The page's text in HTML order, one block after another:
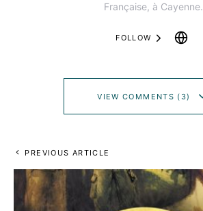
Française, à Cayenne.
FOLLOW
VIEW COMMENTS (3)
PREVIOUS ARTICLE